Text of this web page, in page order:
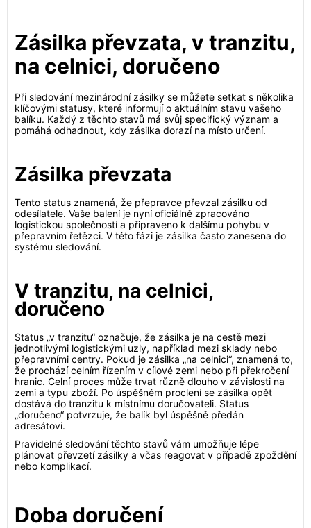
Zásilka převzata, v tranzitu,
na celnici, doručeno
Při sledování mezinárodní zásilky se můžete setkat s několika
klíčovými statusy, které informují o aktuálním stavu vašeho
balíku. Každý z těchto stavů má svůj specifický význam a
pomáhá odhadnout, kdy zásilka dorazí na místo určení.
Zásilka převzata
Tento status znamená, že přepravce převzal zásilku od
odesílatele. Vaše balení je nyní oficiálně zpracováno
logistickou společností a připraveno k dalšímu pohybu v
přepravním řetězci. V této fázi je zásilka často zanesena do
systému sledování.
V tranzitu, na celnici,
doručeno
Status „v tranzitu“ označuje, že zásilka je na cestě mezi
jednotlivými logistickými uzly, například mezi sklady nebo
přepravními centry. Pokud je zásilka „na celnici“, znamená to,
že prochází celním řízením v cílové zemi nebo při překročení
hranic. Celní proces může trvat různě dlouho v závislosti na
zemi a typu zboží. Po úspěšném proclení se zásilka opět
dostává do tranzitu k místnímu doručovateli. Status
„doručeno“ potvrzuje, že balík byl úspěšně předán
adresátovi.
Pravidelné sledování těchto stavů vám umožňuje lépe
plánovat převzetí zásilky a včas reagovat v případě zpoždění
nebo komplikací.
Doba doručení